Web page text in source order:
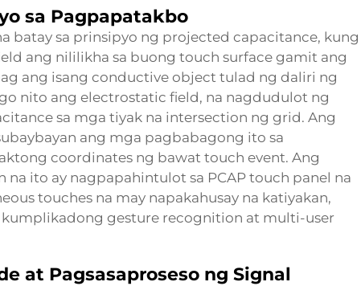
sa Pagpapatakbo
batay sa prinsipyo ng projected capacitance, kung
ang nililikha sa buong touch surface gamit ang
ang isang conductive object tulad ng daliri ng
nito ang electrostatic field, na nagdudulot ng
sa mga tiyak na intersection ng grid. Ang
ang mga pagbabagong ito sa
coordinates ng bawat touch event. Ang
ito ay nagpapahintulot sa PCAP touch panel na
touches na may napakahusay na katiyakan,
kumplikadong gesture recognition at multi-user
at Pagsasaproseso ng Signal